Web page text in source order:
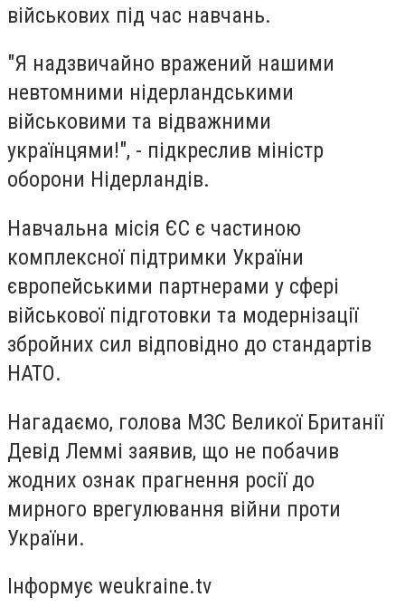
військових під час навчань.
"Я надзвичайно вражений нашими
невтомними нідерландськими
військовими та відважними
українцями!", - підкреслив міністр
оборони Нідерландів.
Навчальна місія ЄС є частиною
комплексної підтримки України
європейськими партнерами у сфері
військової підготовки та модернізації
збройних сил відповідно до стандартів
НАТО.
Нагадаємо, голова МЗС Великої Британії
Девід Леммі заявив, що не побачив
жодних ознак прагнення росії до
мирного врегулювання війни проти
України.
Інформує weukraine.tv